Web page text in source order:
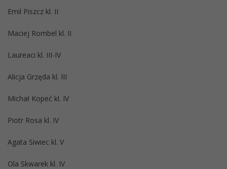
Emil Piszcz kl. II
Maciej Rombel kl. II
Laureaci kl. III-IV
Alicja Grzęda kl. III
Michał Kopeć kl. IV
Piotr Rosa kl. IV
Agata Siwiec kl. V
Ola Skwarek kl. IV